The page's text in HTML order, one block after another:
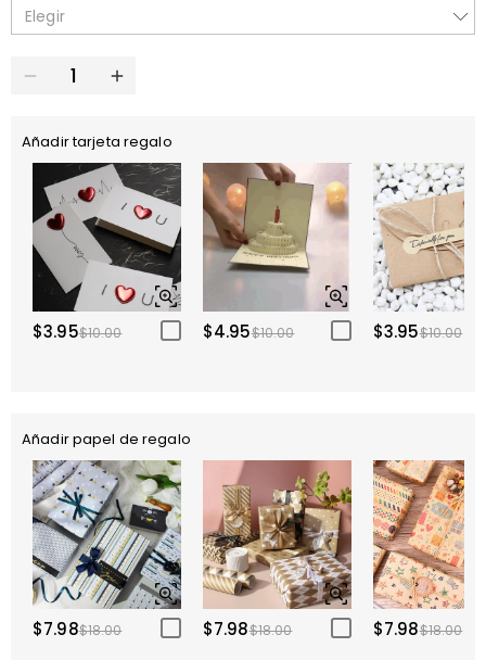
Elegir
Añadir tarjeta regalo
$3.95$10.00 $4.95$10.00 $3.95$10.00
Añadir papel de regalo
$7.98$18.00 $7.98$18.00 $7.98$18.00